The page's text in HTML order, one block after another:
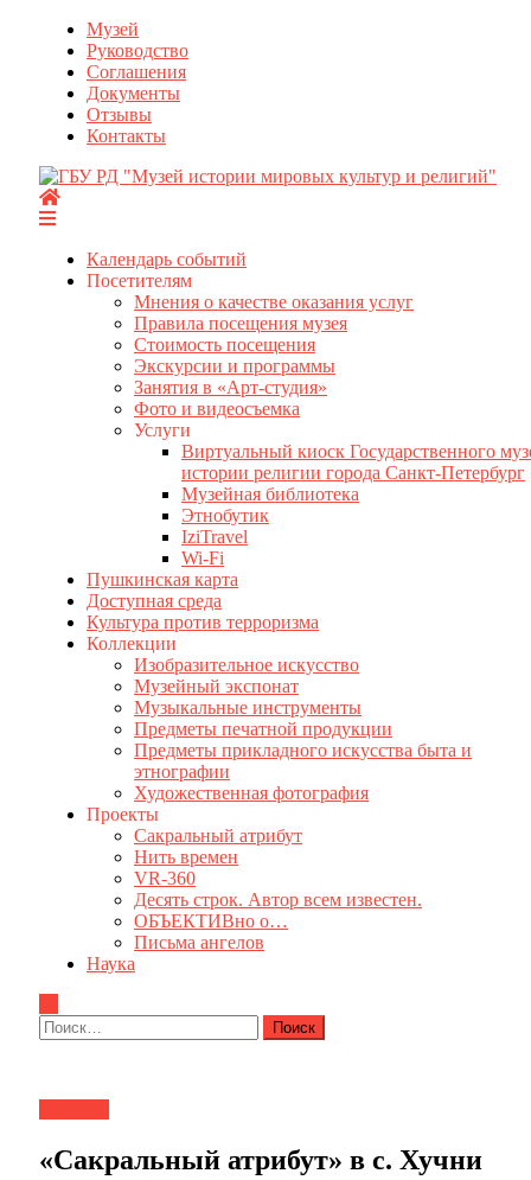
Перейти
содержимому
Музей
Руководство
Соглашения
Документы
Отзывы
Контакты
Календарь событий
Посетителям
Мнения о качестве оказания услуг
Правила посещения музея
Стоимость посещения
Экскурсии и программы
Занятия в «Арт-студия»
Фото и видеосъемка
Услуги
Виртуальный киоск Государственного
истории религии города Санкт-Петербург
Музейная библиотека
Этнобутик
IziTravel
Wi-Fi
Пушкинская карта
Доступная среда
Культура против терроризма
Коллекции
Изобразительное искусство
Музейный экспонат
Музыкальные инструменты
Предметы печатной продукции
Предметы прикладного искусства быта и
этнографии
Художественная фотография
Проекты
Сакральный атрибут
Нить времен
VR-360
Десять строк. Автор всем известен.
ОБЪЕКТИВно о…
Письма ангелов
Наука
Найти:
«Сакральный атрибут» в с. Хучни